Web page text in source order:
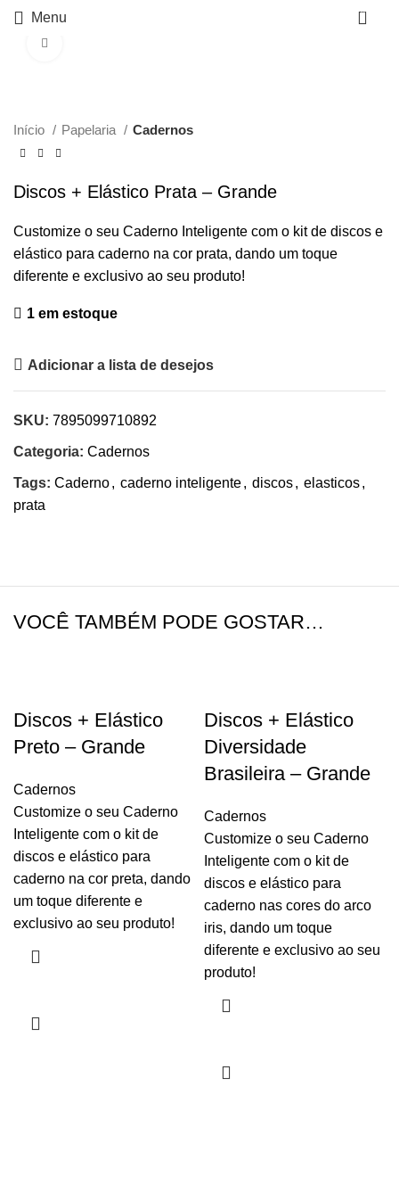
Menu 0
Início Papelaria Cadernos
Discos + Elástico Prata – Grande
Customize o seu Caderno Inteligente com o kit de discos e
elástico para caderno na cor prata, dando um toque
diferente e exclusivo ao seu produto!
1 em estoque
Adicionar a lista de desejos
SKU: 7895099710892
Categoria: Cadernos
Tags: Caderno, caderno inteligente, discos, elasticos,
prata
VOCÊ TAMBÉM PODE GOSTAR…
Discos + Elástico
Preto – Grande
Cadernos
Customize o seu Caderno
Inteligente com o kit de
discos e elástico para
caderno na cor preta, dando
um toque diferente e
exclusivo ao seu produto!
Discos + Elástico
Diversidade
Brasileira – Grande
Cadernos
Customize o seu Caderno
Inteligente com o kit de
discos e elástico para
caderno nas cores do arco
iris, dando um toque
diferente e exclusivo ao seu
produto!